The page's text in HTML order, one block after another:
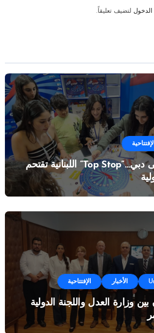
لتضيف تعليقاً.
الإفتتاحية
من بيروت إلى دبي…”Top Stop” اللبنانية تقتحم
الأخبار الإفتتاحية
بين وزارة العدل واللجنة الدولية